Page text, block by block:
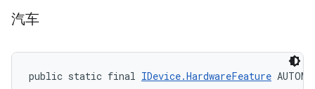
汽车
public static final IDevice.HardwareFeature